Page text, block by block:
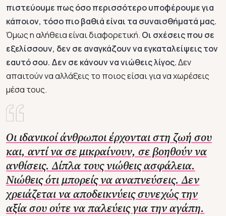
πιστεύουμε πως όσο περισσότερο υποφέρουμε για
κάποιον, τόσο πιο βαθιά είναι τα συναισθήματά μας.
Όμως η αλήθεια είναι διαφορετική. Οι σχέσεις που σε
εξελίσσουν, δεν σε αναγκάζουν να εγκαταλείψεις τον
εαυτό σου. Δεν σε κάνουν να νιώθεις λίγος.Δεν
απαιτούν να αλλάξεις το ποιος είσαι για να χωρέσεις
μέσα τους.
Οι ιδανικοί άνθρωποι έρχονται στη ζωή σου
και, αντί να σε μικραίνουν, σε βοηθούν να
ανθίσεις. Δίπλα τους νιώθεις ασφάλεια.
Νιώθεις ότι μπορείς να αναπνεύσεις. Δεν
χρειάζεται να αποδεικνύεις συνεχώς την
αξία σου ούτε να παλεύεις για την αγάπη.